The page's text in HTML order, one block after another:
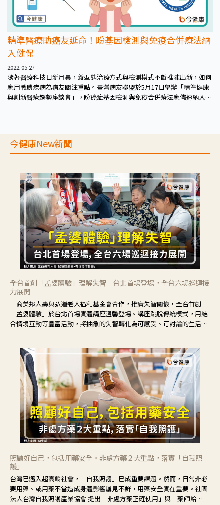
精準醫療助癌友延命！盼基因檢測與免疫合併療法納
入健保
2022-05-27
隨著醫療科技日新月異，新型態治療方式與檢測模式不斷推陳出新，如何
應用戰勝疾病為病友關注重點。臺灣病友聯盟於5月17日舉辦「精準健康
與創新醫療趨勢座談會」，盼癌症基因檢測與免疫合併療法應儘速納入健
保，幫助癌友度過難關。
今健康New新聞
全台首創「孟婆體驗」理解失智 台北首場登場，全台六場巡迴接
力展開
三商美邦人壽與弘道老人福利基金會合作，推廣失智關懷，全台首創
「孟婆體驗」於台北首場實體講座溫馨登場。講座跳脫傳統模式，用結
合情境互動等豐富活動，將抽象的失智轉化為可感受、可討論的生活情
照顧好自己，包括用藥安全。非處方藥２大重點，落實「自我照
護」
台灣已邁入超高齡社會，「自我照護」已成重要課題。然而，日常非必
要用藥、或用藥不當造成身體影響屢見不鮮，用藥安全實在重要。社團
法人台灣自我照護產業協會 提出「非處方藥正確使用」與「藥師給